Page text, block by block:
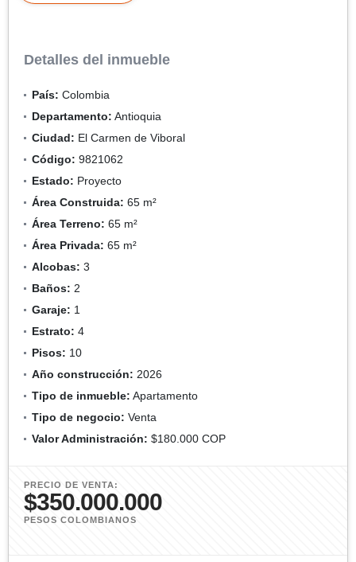
Detalles del inmueble
País: Colombia
Departamento: Antioquia
Ciudad: El Carmen de Viboral
Código: 9821062
Estado: Proyecto
Área Construida: 65 m²
Área Terreno: 65 m²
Área Privada: 65 m²
Alcobas: 3
Baños: 2
Garaje: 1
Estrato: 4
Pisos: 10
Año construcción: 2026
Tipo de inmueble: Apartamento
Tipo de negocio: Venta
Valor Administración: $180.000 COP
PRECIO DE VENTA:
$350.000.000
PESOS COLOMBIANOS